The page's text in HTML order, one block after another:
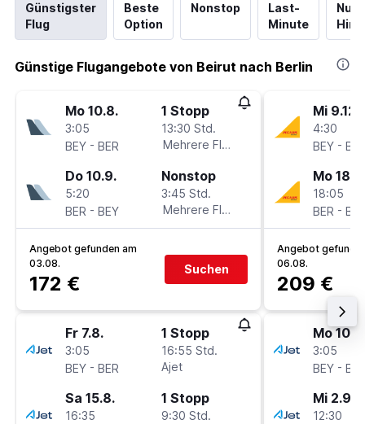
Günstigster
Flug
Beste
Option
Nonstop
Last-
Minute
Nur
Günstige Flugangebote von Beirut nach Berlin
Mo 10.8.
3:05
BEY - BER
1 Stopp
13:30 Std.
Mehrere Fluglinien
Do 10.9.
5:20
BER - BEY
Nonstop
3:45 Std.
Mehrere Fluglinien
Angebot gefunden am
03.08.
172 €
Suchen
Fr 7.8.
3:05
BEY - BER
1 Stopp
16:55 Std.
Ajet
Sa 15.8.
16:35
1 Stopp
9:30 Std.
Mi 9.12.
4:30
BEY -
Mo 18.1.
18:05
BER -
Angebot
06.08.
209 €
Mo 10.8.
3:05
BEY -
Mi 2.9.
12:30